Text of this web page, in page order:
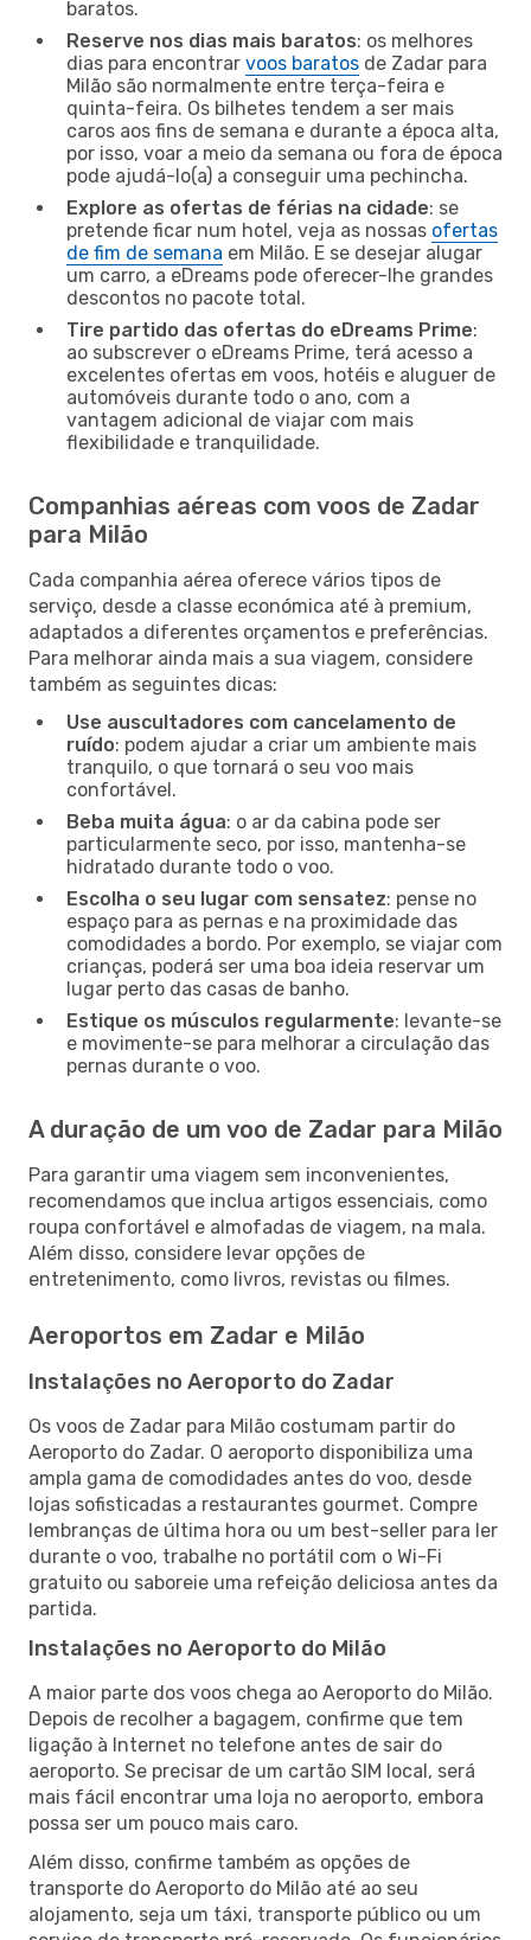
baratos.
Reserve nos dias mais baratos: os melhores
dias para encontrar voos baratos de Zadar para
Milão são normalmente entre terça-feira e
quinta-feira. Os bilhetes tendem a ser mais
caros aos fins de semana e durante a época alta,
por isso, voar a meio da semana ou fora de época
pode ajudá-lo(a) a conseguir uma pechincha.
Explore as ofertas de férias na cidade: se
pretende ficar num hotel, veja as nossas ofertas
de fim de semana em Milão. E se desejar alugar
um carro, a eDreams pode oferecer-lhe grandes
descontos no pacote total.
Tire partido das ofertas do eDreams Prime:
ao subscrever o eDreams Prime, terá acesso a
excelentes ofertas em voos, hotéis e aluguer de
automóveis durante todo o ano, com a
vantagem adicional de viajar com mais
flexibilidade e tranquilidade.
Companhias aéreas com voos de Zadar
para Milão
Cada companhia aérea oferece vários tipos de
serviço, desde a classe económica até à premium,
adaptados a diferentes orçamentos e preferências.
Para melhorar ainda mais a sua viagem, considere
também as seguintes dicas:
Use auscultadores com cancelamento de
ruído: podem ajudar a criar um ambiente mais
tranquilo, o que tornará o seu voo mais
confortável.
Beba muita água: o ar da cabina pode ser
particularmente seco, por isso, mantenha-se
hidratado durante todo o voo.
Escolha o seu lugar com sensatez: pense no
espaço para as pernas e na proximidade das
comodidades a bordo. Por exemplo, se viajar com
crianças, poderá ser uma boa ideia reservar um
lugar perto das casas de banho.
Estique os músculos regularmente: levante-se
e movimente-se para melhorar a circulação das
pernas durante o voo.
A duração de um voo de Zadar para Milão
Para garantir uma viagem sem inconvenientes,
recomendamos que inclua artigos essenciais, como
roupa confortável e almofadas de viagem, na mala.
Além disso, considere levar opções de
entretenimento, como livros, revistas ou filmes.
Aeroportos em Zadar e Milão
Instalações no Aeroporto do Zadar
Os voos de Zadar para Milão costumam partir do
Aeroporto do Zadar. O aeroporto disponibiliza uma
ampla gama de comodidades antes do voo, desde
lojas sofisticadas a restaurantes gourmet. Compre
lembranças de última hora ou um best-seller para ler
durante o voo, trabalhe no portátil com o Wi-Fi
gratuito ou saboreie uma refeição deliciosa antes da
partida.
Instalações no Aeroporto do Milão
A maior parte dos voos chega ao Aeroporto do Milão.
Depois de recolher a bagagem, confirme que tem
ligação à Internet no telefone antes de sair do
aeroporto. Se precisar de um cartão SIM local, será
mais fácil encontrar uma loja no aeroporto, embora
possa ser um pouco mais caro.
Além disso, confirme também as opções de
transporte do Aeroporto do Milão até ao seu
alojamento, seja um táxi, transporte público ou um